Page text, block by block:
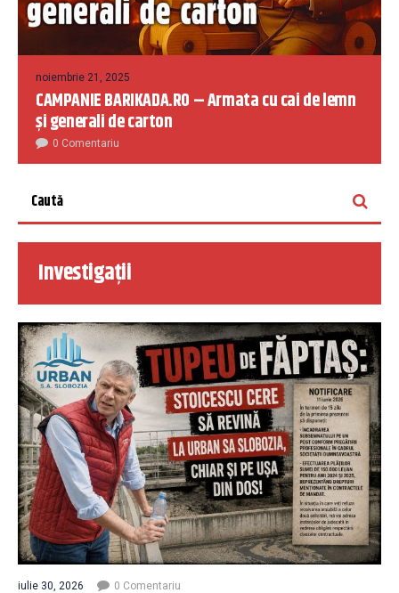
noiembrie 21, 2025
CAMPANIE BARIKADA.RO – Armata cu cai de lemn
și generali de carton
0 Comentariu
Investigații
iulie 30, 2026 0 Comentariu